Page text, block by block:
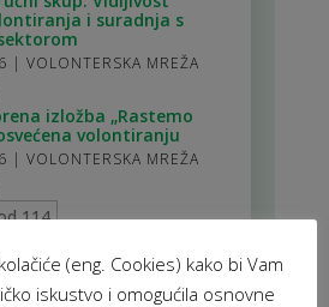
i suradnja s
| VOLONTERSKA MREŽA
izložba „Rastemo
volontiranju
| VOLONTERSKA MREŽA
114
(eng. Cookies) kako bi Vam
iskustvo i omogućila osnovne